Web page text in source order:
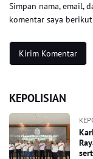
Simpan nama, email,
komentar saya
KEPOLISIAN